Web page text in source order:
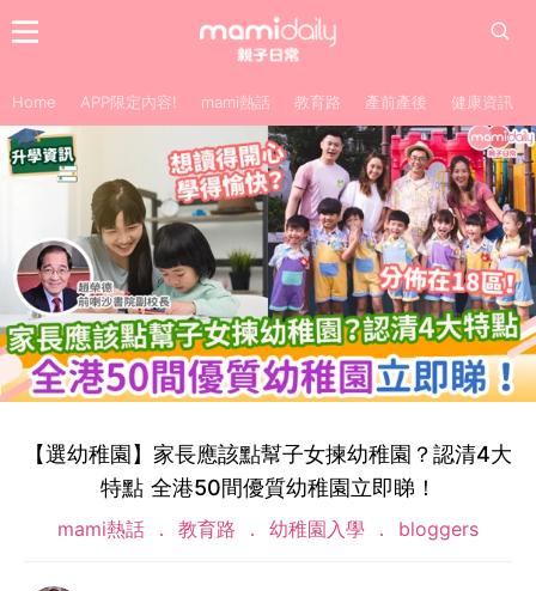
Home APP限定內容! mami熱話 教育路 產前產後 健康資訊
【選幼稚園】家長應該點幫子女揀幼稚園？認清4大
特點 全港50間優質幼稚園立即睇！
mami熱話 教育路 幼稚園入學 bloggers